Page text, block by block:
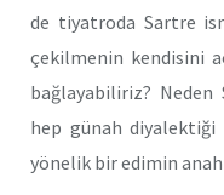
de tiyatroda Sartre
çekilmenin kendisini
bağlayabiliriz?
hep günah diyalektiği
yönelik bir edimin